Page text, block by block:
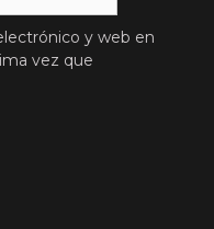
y web en
vez que